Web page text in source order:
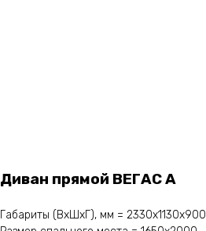
Диван прямой ВЕГАС А
Габариты (ВхШхГ), мм = 2330х1130х900